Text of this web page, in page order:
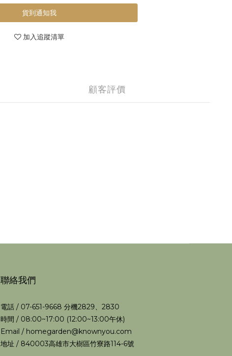
貨到通知我
加入追蹤清單
顧客評價
聯絡我們
電話 / 07-651-9668 分機2829、2830
時間 / 08:00~17:00 (12:00~13:00午休)
Email / homegarden@knownyou.com
地址 / 840003高雄市大樹區竹寮路114-6號